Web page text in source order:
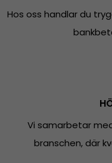
Hos oss handlar du
Vi samarbetar
branschen, där